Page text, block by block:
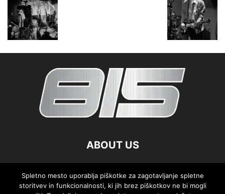
ABOUT US
FOLLOW US
Spletno mesto uporablja piškotke za zagotavljanje spletne
storitvev in funkcionalnosti, ki jih brez piškotkov ne bi mogli